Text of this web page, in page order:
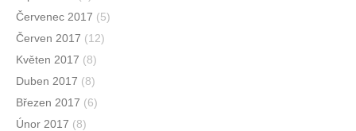
Červenec 2017 (5)
Červen 2017 (12)
Květen 2017 (8)
Duben 2017 (8)
Březen 2017 (6)
Únor 2017 (8)